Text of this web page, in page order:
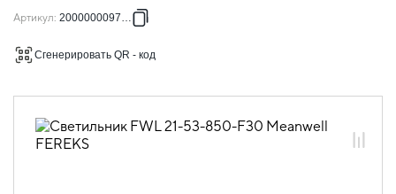
Светильники для архитектурного
Акцентное освещение
Артикул: 2000000097718
Сгенерировать QR - код